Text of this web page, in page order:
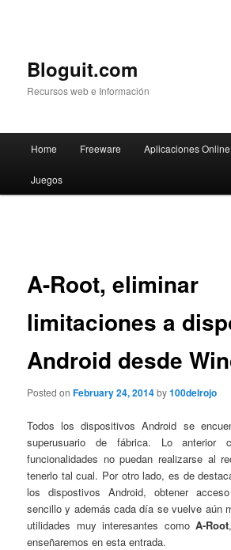
Bloguit.com
Recursos web e Información
Skip
to
Home Freeware Aplicaciones Online
Juegos
A-Root, eliminar
limitaciones a
Android desde
Posted onFebruary 24, 2014by100delrojo
Todos los dispositivos Android se
superusuario de fábrica. Lo anterior
funcionalidades no puedan realizarse al
tenerlo tal cual. Por otro lado, es de
los dispostivos Android, obtener
sencillo y además cada día se vuelve aún
utilidades muy interesantes comoA-Root
enseñaremos en esta entrada.